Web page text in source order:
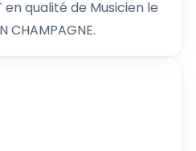
qualité de Musicien le
CHAMPAGNE.